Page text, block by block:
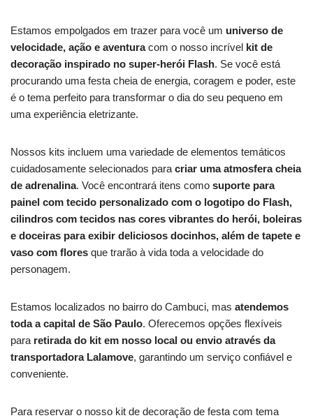
Estamos empolgados em trazer para você um universo de
velocidade, ação e aventuracom o nosso incrível kit de
decoração inspirado no super-herói Flash. Se você está
procurando uma festa cheia de energia, coragem e poder, este
é o tema perfeito para transformar o dia do seu pequeno em
uma experiência eletrizante.
Nossos kits incluem uma variedade de elementos temáticos
cuidadosamente selecionados para criar uma atmosfera cheia
de adrenalina. Você encontrará itens como suporte para
painel com tecido personalizado com o logotipo do Flash,
cilindros com tecidos nas cores vibrantes do herói, boleiras
e doceiras para exibir deliciosos docinhos, além de tapete e
vaso com flores que trarão à vida toda a velocidade do
personagem.
Estamos localizados no bairro do Cambuci, mas atendemos
toda a capital de São Paulo. Oferecemos opções flexíveis
para retirada do kit em nosso local ou envio através da
transportadora Lalamove, garantindo um serviço confiável e
conveniente.
Para reservar o nosso kit de decoração de festa com tema